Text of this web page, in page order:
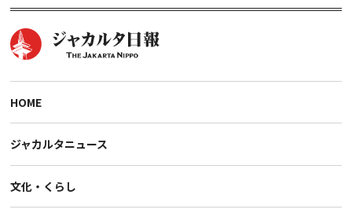
HOME
ジャカルタニュース
文化・くらし